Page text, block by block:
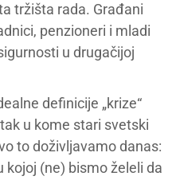
tržišta rada. Građani
penzioneri i mladi
u drugačijoj
definicije „krize“
u kome stari svetski
to doživljavamo danas:
kojoj (ne) bismo želeli da